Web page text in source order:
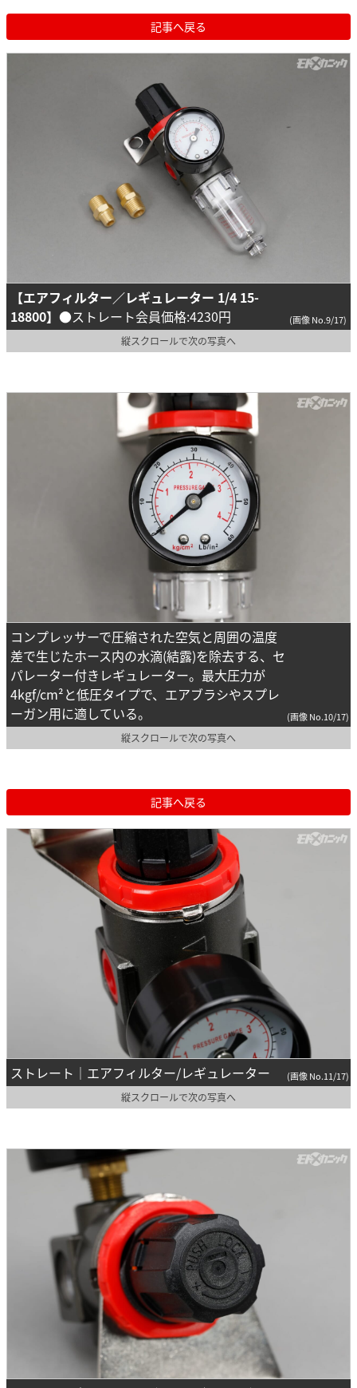
記事へ戻る
【エアフィルター／レギュレーター 1/4 15-
18800】 ●ストレート会員価格:4230円 (画像 No.9/17)
縦スクロールで次の写真へ
コンプレッサーで圧縮された空気と周囲の温度
差で生じたホース内の水滴(結露)を除去する、セ
パレーター付きレギュレーター。最大圧力が
4kgf/cm²と低圧タイプで、エアブラシやスプレ
ーガン用に適している。
(画像 No.10/17)
縦スクロールで次の写真へ
記事へ戻る
ストレート｜エアフィルター/レギュレーター (画像 No.11/17)
縦スクロールで次の写真へ